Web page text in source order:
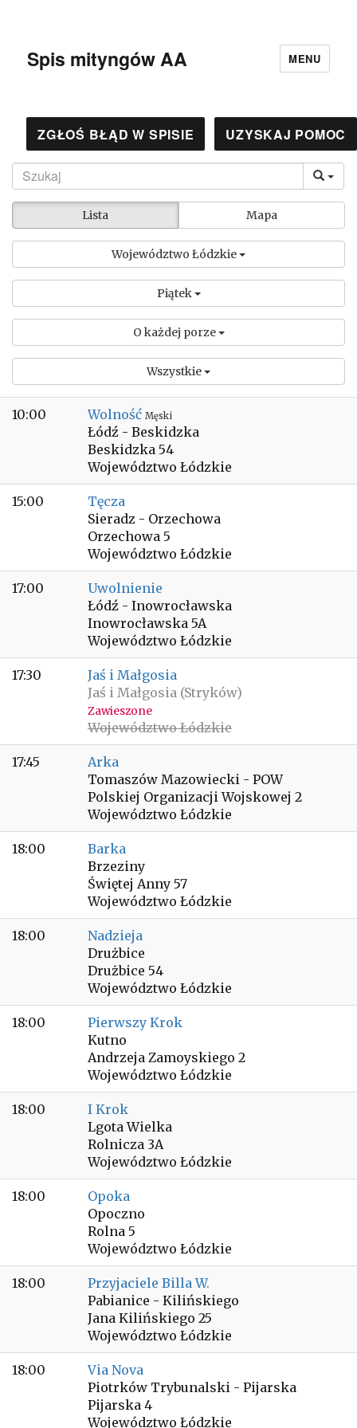
Spis mityngów AA MENU
ZGŁOŚ BŁĄD W SPISIE UZYSKAJ POMOC
Lista Mapa
Województwo Łódzkie
Piątek
O każdej porze
Wszystkie
10:00 Wolność Męski
Łódź - Beskidzka
Beskidzka 54
Województwo Łódzkie
15:00
Tęcza
Sieradz - Orzechowa
Orzechowa 5
Województwo Łódzkie
17:00
Uwolnienie
Łódź - Inowrocławska
Inowrocławska 5A
Województwo Łódzkie
17:30
Jaś i Małgosia
Jaś i Małgosia (Stryków)
Zawieszone
Województwo Łódzkie
17:45
Arka
Tomaszów Mazowiecki - POW
Polskiej Organizacji Wojskowej 2
Województwo Łódzkie
18:00
Barka
Brzeziny
Świętej Anny 57
Województwo Łódzkie
18:00
Nadzieja
Drużbice
Drużbice 54
Województwo Łódzkie
18:00
Pierwszy Krok
Kutno
Andrzeja Zamoyskiego 2
Województwo Łódzkie
18:00
I Krok
Lgota Wielka
Rolnicza 3A
Województwo Łódzkie
18:00
Opoka
Opoczno
Rolna 5
Województwo Łódzkie
18:00
Przyjaciele Billa W.
Pabianice - Kilińskiego
Jana Kilińskiego 25
Województwo Łódzkie
18:00
Via Nova
Piotrków Trybunalski - Pijarska
Pijarska 4
Województwo Łódzkie